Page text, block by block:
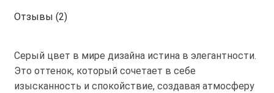
Отзывы (2)
Серый цвет в мире дизайна истина в элегантности.
Это оттенок, который сочетает в себе
изысканность и спокойствие, создавая атмосферу